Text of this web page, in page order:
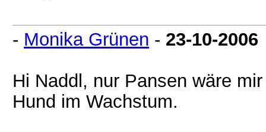
- Monika Grünen - 23-10-2006
Hi Naddl, nur Pansen wäre
Hund im Wachstum.